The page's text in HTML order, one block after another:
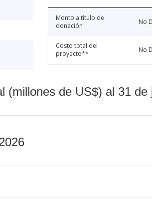
Monto a título de
donación
No
Costo total del
proyecto**
No
(millones de US$) al 31 de